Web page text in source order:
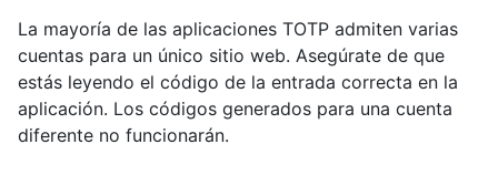
La mayoría de las aplicaciones TOTP admiten varias
cuentas para un único sitio web. Asegúrate de que
estás leyendo el código de la entrada correcta en la
aplicación. Los códigos generados para una cuenta
diferente no funcionarán.